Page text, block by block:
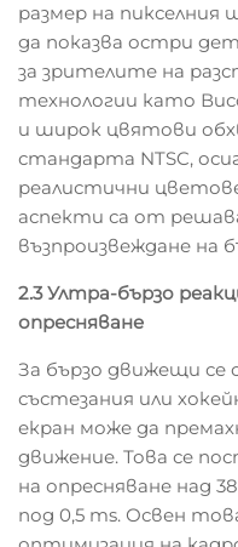
размер на пикселния
да показва остри
за зрителите на
технологии като
и широк цвятови
стандарта NTSC,
реалистични
аспекти са от
възпроизвеждане на
2.3 Ултра-бързо
опресняване
За бързо движещи се
състезания или
екран може да
движение. Това се
на опресняване над
под 0,5 ms. Освен